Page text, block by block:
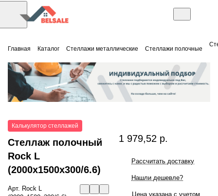
Главная Каталог Стеллажи металлические Стеллажи полочные
Калькулятор стеллажей
Стеллаж полочный
Rock L
(2000x1500x300/6.6)
Арт. Rock L
1 979,52 р.
Рассчитать доставку
Нашли дешевле?
Цена указана с учетом